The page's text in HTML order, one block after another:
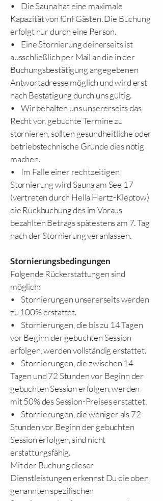
• Die Sauna hat eine maximale
Kapazität von fünf Gästen. Die Buchung
erfolgt nur durch eine Person.
• Eine Stornierung deinerseits ist
ausschließlich per Mail an die in der
Buchungsbestätigung angegebenen
Antwortadresse möglich und wird erst
nach Bestätigung durch uns gültig.
• Wir behalten uns unsererseits das
Recht vor, gebuchte Termine zu
stornieren, sollten gesundheitliche oder
betriebstechnische Gründe dies nötig
machen.
• Im Falle einer rechtzeitigen
Stornierung wird Sauna am See 17
(vertreten durch Hella Hertz-Kleptow)
die Rückbuchung des im Voraus
bezahlten Betrags spätestens am 7. Tag
nach der Stornierung veranlassen.
Stornierungsbedingungen
Folgende Rückerstattungen sind
möglich:
• Stornierungen unsererseits werden
zu 100% erstattet.
• Stornierungen, die bis zu 14 Tagen
vor Beginn der gebuchten Session
erfolgen, werden vollständig erstattet.
• Stornierungen, die zwischen 14
Tagen und 72 Stunden vor Beginn der
gebuchten Session erfolgen, werden
mit 50% des Session-Preises erstattet.
• Stornierungen, die weniger als 72
Stunden vor Beginn der gebuchten
Session erfolgen, sind nicht
erstattungsfähig.
Mit der Buchung dieser
Dienstleistungen erkennst Du die oben
genannten spezifischen